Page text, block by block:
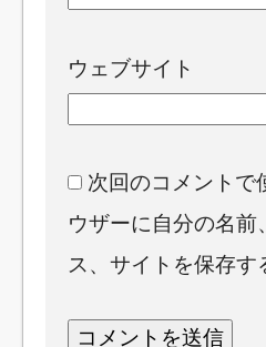
ウェブサイト
次回のコメントで
ウザーに自分の名前
ス、サイトを保存す